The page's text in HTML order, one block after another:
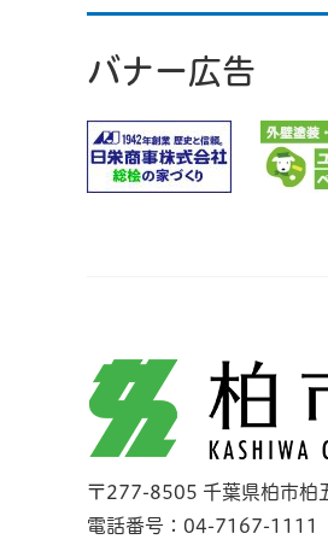
バナー広告
柏市
〒277-8505 千葉県柏市柏
電話番号：04-7167-1111